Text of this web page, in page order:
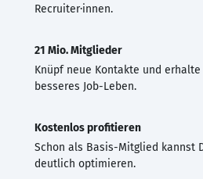
Recruiter·innen.
21 Mio. Mitglieder
Knüpf neue Kontakte und
besseres Job-Leben.
Kostenlos profitieren
Schon als Basis-Mitglied kannst
deutlich optimieren.